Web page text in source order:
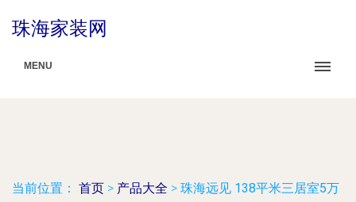
珠海家装网
MENU
当前位置： 首页 > 产品大全 > 珠海远见 138平米三居室5万